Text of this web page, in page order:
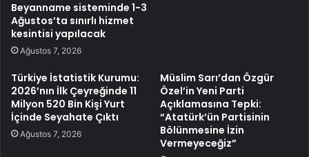
Beyanname sisteminde 1-3
Ağustos’ta sınırlı hizmet
kesintisi yapılacak
Ağustos 7, 2026
Türkiye İstatistik Kurumu:
2026’nın İlk Çeyreğinde 11
Milyon 520 Bin Kişi Yurt
İçinde Seyahate Çıktı
Ağustos 7, 2026
Müslim Sarı’dan Özgür
Özel’in Yeni Parti
Açıklamasına Tepki:
“Atatürk’ün Partisinin
Bölünmesine İzin
Vermeyeceğiz”